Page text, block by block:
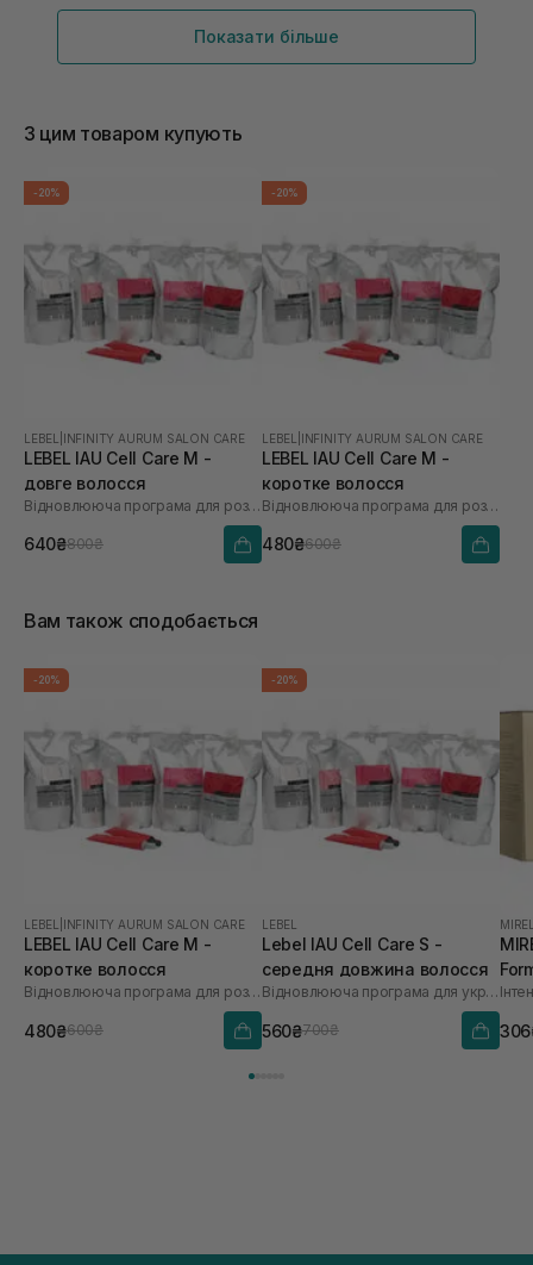
Показати більше
З цим товаром купують
-20%
LEBEL INFINITY AURUM SALON CARE
LEBEL IAU Cell Care M -
довге волосся
Відновлююча програма для розгладження пористого волосся «Щастя для волосся»
640₴800₴
-20%
LEBEL INFINITY AURUM SALON CARE
LEBEL IAU Cell Care М -
коротке волосся
Відновлююча програма для розгладження пористого волосся «Щастя для волосся»
480₴600₴
Вам також сподобається
-20%
LEBEL INFINITY AURUM SALON CARE
LEBEL IAU Cell Care М -
коротке волосся
Відновлююча програма для розгладження пористого волосся «Щастя для волосся»
480₴600₴
-20%
LEBEL
Lebel IAU Cell Care S -
середня довжина волосся
Відновлююча програма для укріплення та об'єму тонкого волосся «Щастя для волосся»
560₴700₴